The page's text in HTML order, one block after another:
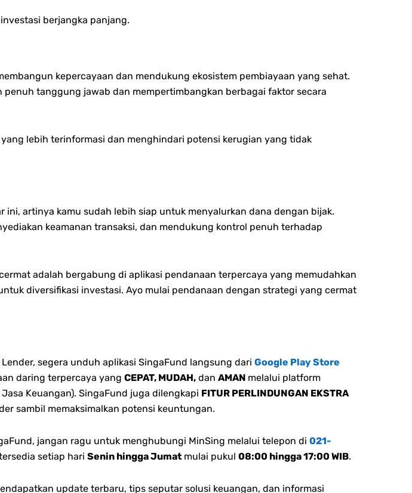
berjangka panjang.
kepercayaan dan mendukung ekosistem pembiayaan yang sehat.
tanggung jawab dan mempertimbangkan berbagai faktor secara
lebih terinformasi dan menghindari potensi kerugian yang tidak
artinya kamu sudah lebih siap untuk menyalurkan dana dengan bijak.
keamanan transaksi, dan mendukung kontrol penuh terhadap
adalah bergabung di aplikasi pendanaan terpercaya yang memudahkan
diversifikasi investasi. Ayo mulai pendanaan dengan strategi yang cermat
segera unduh aplikasi SingaFund langsung dari Google Play Store
daring terpercaya yang CEPAT, MUDAH, dan AMAN melalui platform
Jasa Keuangan). SingaFund juga dilengkapi FITUR PERLINDUNGAN EKSTRA
sambil memaksimalkan potensi keuntungan.
jangan ragu untuk menghubungi MinSing melalui telepon di 021-
setiap hari Senin hingga Jumat mulai pukul 08:00 hingga 17:00 WIB.
update terbaru, tips seputar solusi keuangan, dan informasi